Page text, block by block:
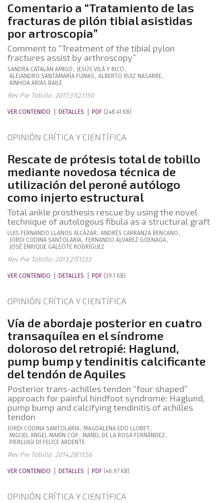
Comentario a “Tratamiento de las
fracturas de pilón tibial asistidas
por artroscopia”
Comment to “Treatment of the tibial pylon
fractures assist by arthroscopy”
SANDRA CATALÁN AMIGO , JESÚS VILÁ Y RICO ,
ALEJANDRO SANTAMARÍA FUMAS , ALBERTO RUIZ NASARRE,
AINHOA ARIAS BAILE
Rev Pie Tobillo. 2017;31(2):150
VER CONTENIDO DETALLES PDF (248.41 KB)
OPINIÓN CRÍTICA Y CIENTÍFICA
Rescate de prótesis total de tobillo
mediante novedosa técnica de
utilización del peroné autólogo
como injerto estructural
Total ankle prosthesis rescue by using the novel
technique of autologous fibula as a structural graft
LUIS FERNANDO LLANOS ALCÁZAR, ANDRÉS CARRANZA BENCANO ,
JORDI CODINA SANTOLARIA, FERNANDO ÁLVAREZ GOENAGA,
JOSÉ ENRIQUE GALEOTE RODRÍGUEZ
Rev Pie Tobillo. 2013;27(1):53
VER CONTENIDO DETALLES PDF (39.1 KB)
OPINIÓN CRÍTICA Y CIENTÍFICA
Vía de abordaje posterior en cuatro
transaquílea en el síndrome
doloroso del retropié: Haglund,
pump bump y tendinitis calcificante
del tendón de Aquiles
Posterior trans-achilles tendon “four shaped”
approach for painful hindfoot syndrome: Haglund,
pump bump and calcifying tendinitis of achilles
tendon
JORDI CODINA SANTOLARIA, MAGDALENA EDO LLOBET,
MIGUEL ANGEL MARÍN COP , MANEL DE LA ROSA FERNÁNDEZ ,
PIERLUIGI
DI FELICE ARDENTE
Rev Pie Tobillo. 2014;28(1):56
VER CONTENIDO DETALLES PDF (46.97 KB)
OPINIÓN CRÍTICA Y CIENTÍFICA